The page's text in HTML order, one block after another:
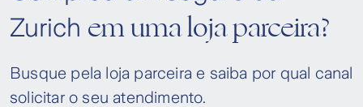
Zurich em uma loja parceira?
Busque pela loja parceira e saiba por qual canal
solicitar o seu atendimento.